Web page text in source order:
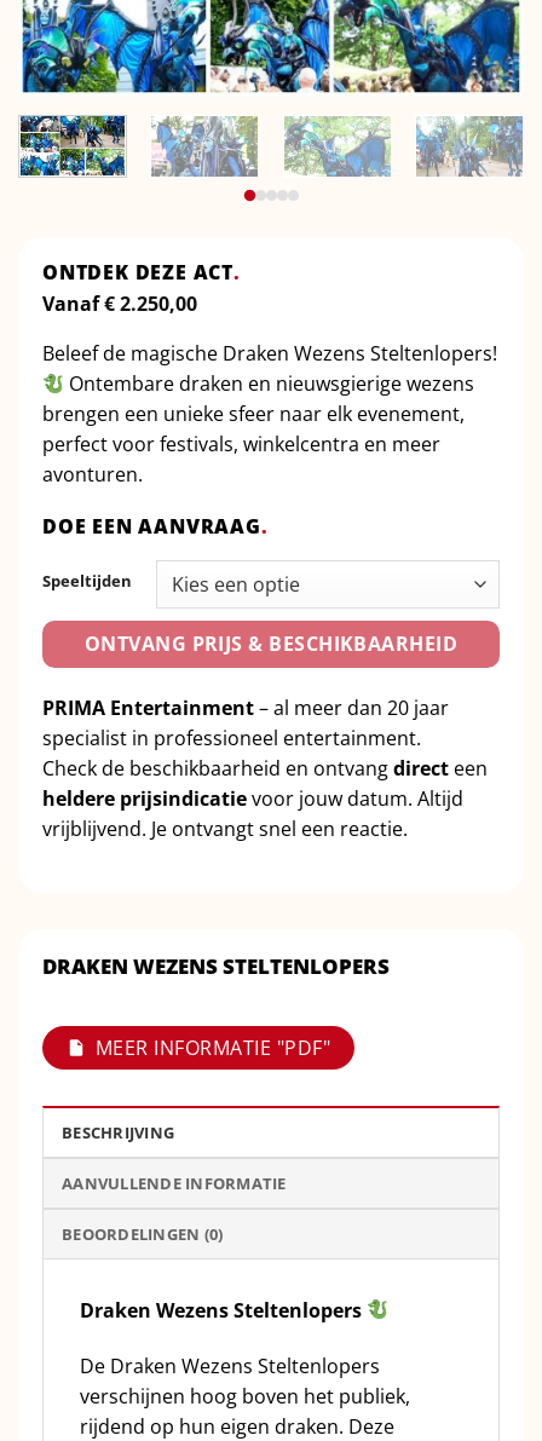
ONTDEK DEZE ACT.
Vanaf€2.250,00
Beleef de magische Draken Wezens Steltenlopers!
Ontembare draken en nieuwsgierige wezens
brengen een unieke sfeer naar elk evenement,
perfect voor festivals, winkelcentra en meer
avonturen.
DOE EEN AANVRAAG.
Speeltijden
ONTVANG PRIJS & BESCHIKBAARHEID
PRIMA Entertainment– al meer dan 20 jaar
specialist in professioneel entertainment.
Check de beschikbaarheid en ontvangdirect een
heldere prijsindicatievoor jouw datum. Altijd
vrijblijvend. Je ontvangt snel een reactie.
DRAKEN WEZENS STELTENLOPERS
MEER INFORMATIE "PDF"
BESCHRIJVING
AANVULLENDE INFORMATIE
BEOORDELINGEN (0)
Draken Wezens Steltenlopers
De Draken Wezens Steltenlopers
verschijnen hoog boven het publiek,
rijdend op hun eigen draken. Deze